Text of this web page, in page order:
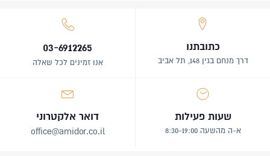
כתובתנו
דרך מנחם בגין 148, תל אביב
03-6912265
אנו זמינים לכל שאלה
שעות פעילות
א-ה מהשעה 8:30-19:00
דואר אלקטרוני
office@amidor.co.il